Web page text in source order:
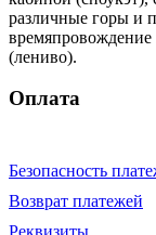
различные горы и
времяпровождение
(лениво).
Оплата
Безопасность
Возврат платежей
Реквизиты